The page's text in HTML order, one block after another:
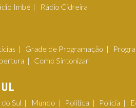
Imbé Rádio Cidreira
Grade de Programação
Como Sintonizar
Sul Mundo Política Polícia